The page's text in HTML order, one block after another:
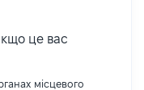
це вас
місцевого